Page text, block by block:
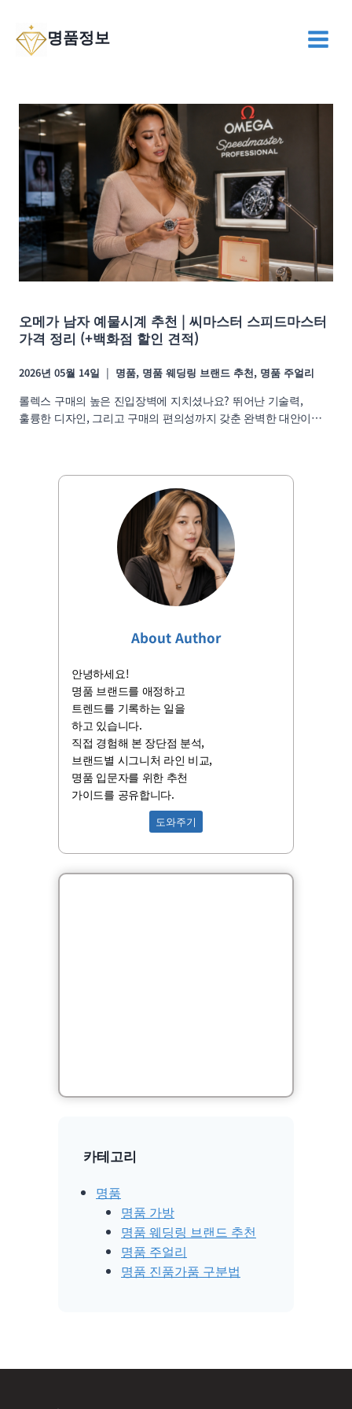
content명품정보
오메가 남자 예물시계 추천 | 씨마스터 스피드마스터
가격 정리 (+백화점 할인 견적)
2026년 05월 14일 명품, 명품 웨딩링 브랜드 추천, 명품 주얼리
롤렉스 구매의 높은 진입장벽에 지치셨나요? 뛰어난 기술력,
훌륭한 디자인, 그리고 구매의 편의성까지 갖춘 완벽한 대안이…
About Author
안녕하세요!
명품 브랜드를 애정하고
트렌드를 기록하는 일을
하고 있습니다.
직접 경험해 본 장단점 분석,
브랜드별 시그니처 라인 비교,
명품 입문자를 위한 추천
가이드를 공유합니다.
도와주기
카테고리
명품
명품 가방
명품 웨딩링 브랜드 추천
명품 주얼리
명품 진품가품 구분법